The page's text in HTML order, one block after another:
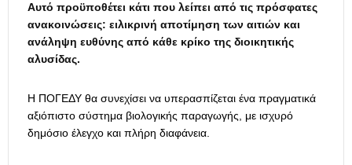
Αυτό προϋποθέτει κάτι που λείπει από τις πρόσφατες
ανακοινώσεις: ειλικρινή αποτίμηση των αιτιών και
ανάληψη ευθύνης από κάθε κρίκο της διοικητικής
αλυσίδας.
Η ΠΟΓΕΔΥ θα συνεχίσει να υπερασπίζεται ένα πραγματικά
αξιόπιστο σύστημα βιολογικής παραγωγής, με ισχυρό
δημόσιο έλεγχο και πλήρη διαφάνεια.